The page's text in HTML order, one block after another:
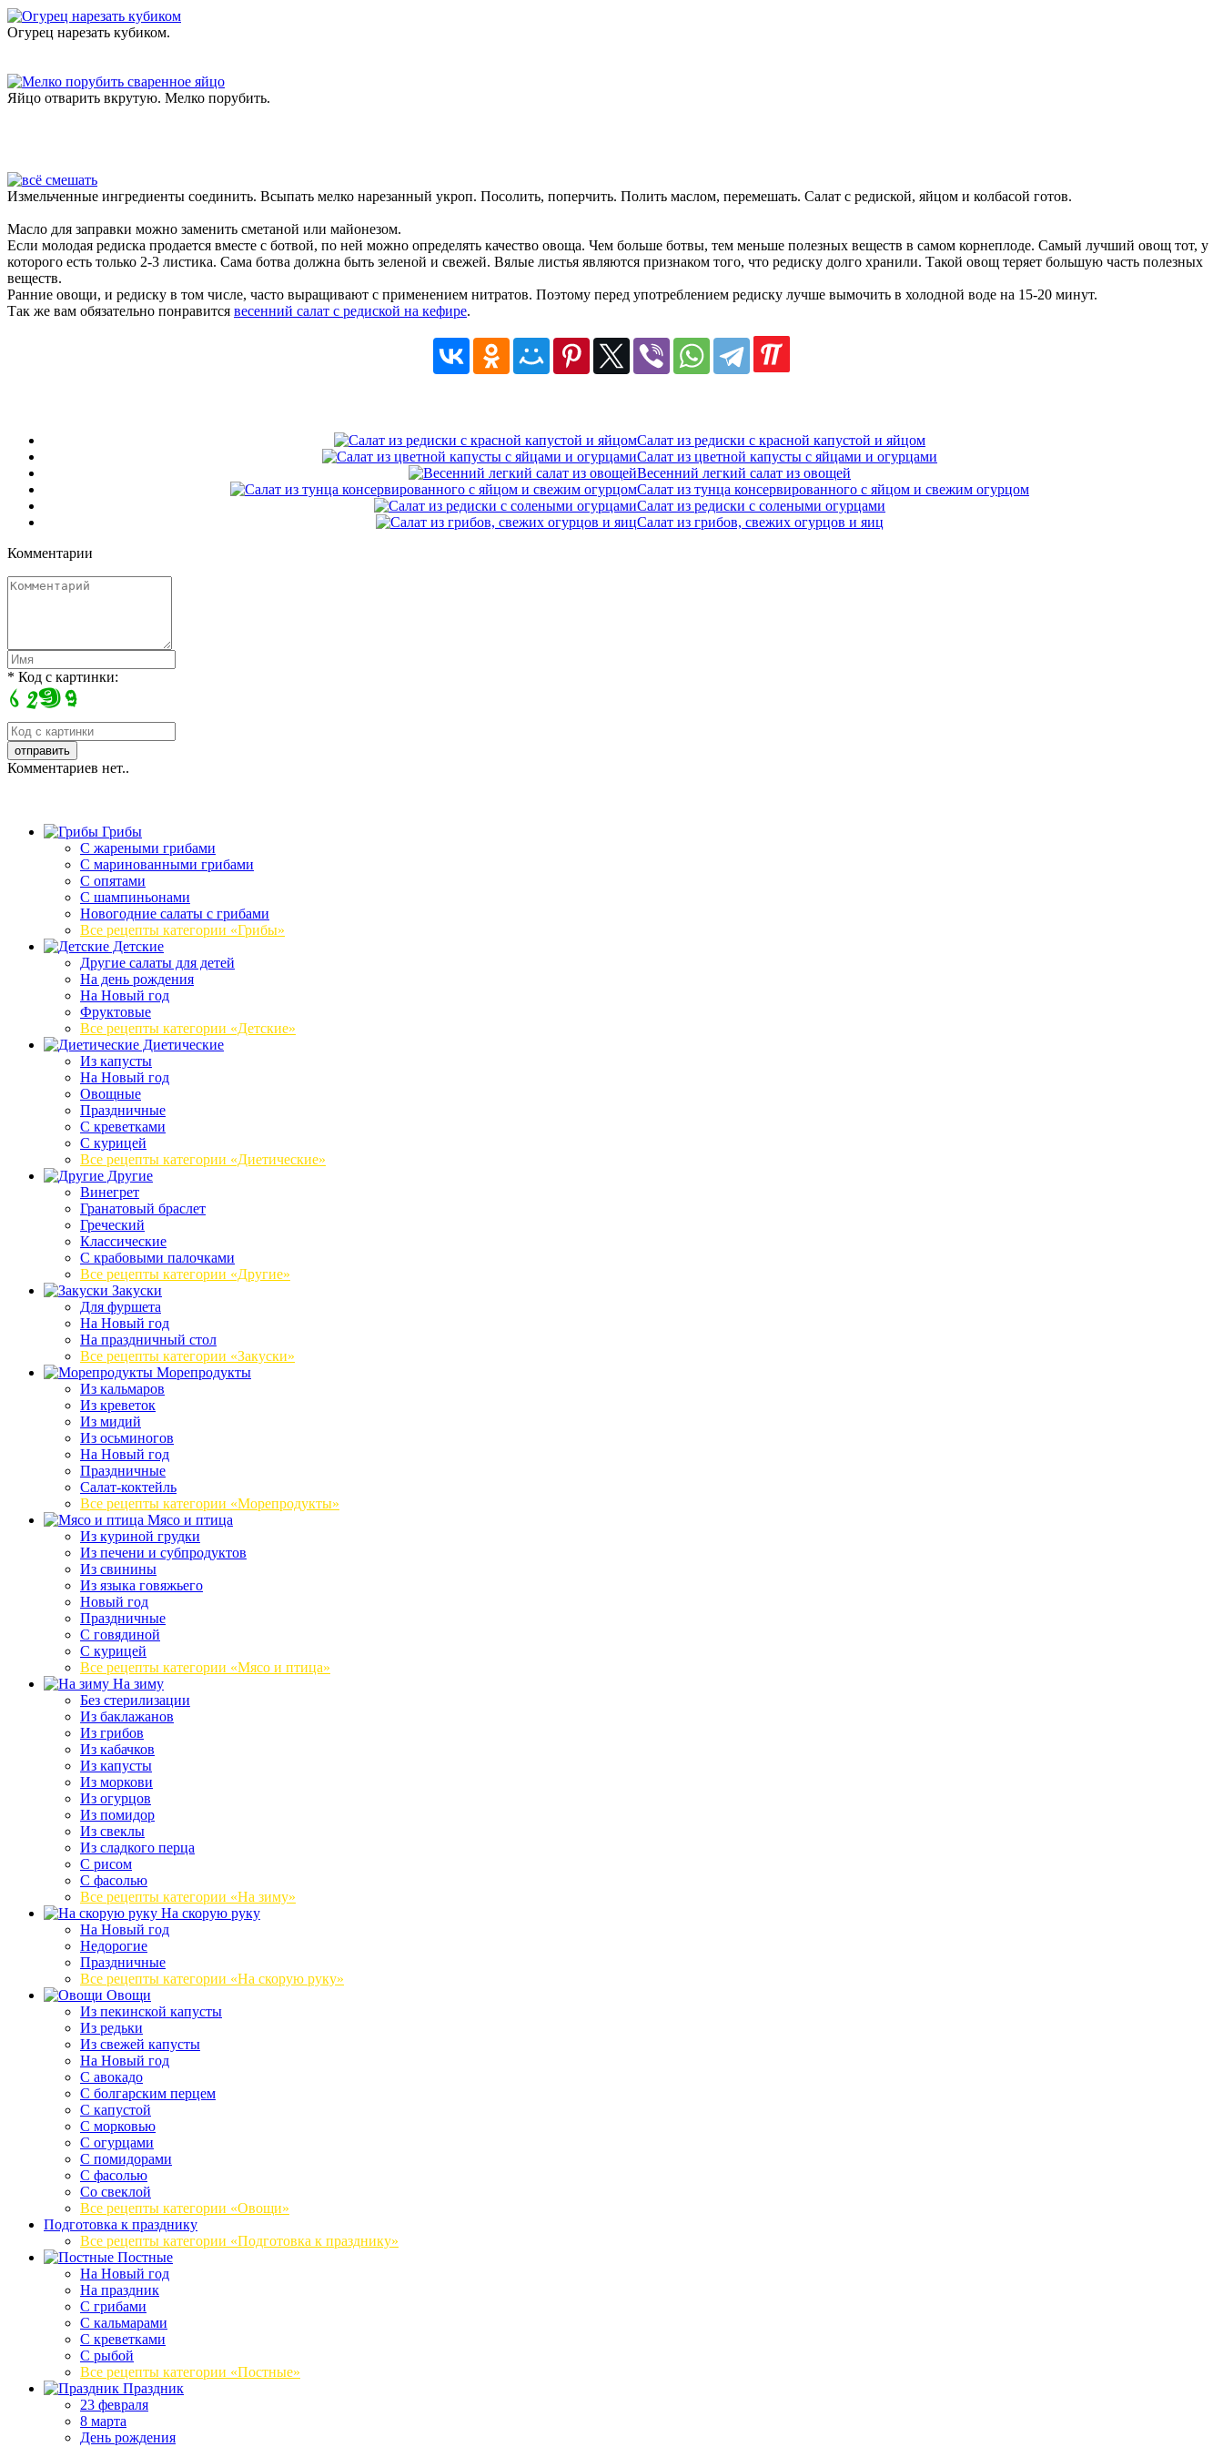
Огурец нарезать кубиком.
Яйцо отварить вкрутую. Мелко порубить.
Измельченные ингредиенты соединить. Всыпать мелко нарезанный укроп. Посолить, поперчить. Полить маслом, перемешать. Салат с редиской, яйцом и колбасой готов.
Масло для заправки можно заменить сметаной или майонезом.
Если молодая редиска продается вместе с ботвой, по ней можно определять качество овоща. Чем больше ботвы, тем меньше полезных веществ в самом корнеплоде. Самый лучший овощ тот, у
которого есть только 2-3 листика. Сама ботва должна быть зеленой и свежей. Вялые листья являются признаком того, что редиску долго хранили. Такой овощ теряет большую часть полезных
веществ.
Ранние овощи, и редиску в том числе, часто выращивают с применением нитратов. Поэтому перед употреблением редиску лучше вымочить в холодной воде на 15-20 минут.
Так же вам обязательно понравится весенний салат с редиской на кефире.
Салат из редиски с красной капустой и яйцом
Салат из цветной капусты с яйцами и огурцами
Весенний легкий салат из овощей
Салат из тунца консервированного с яйцом и свежим огурцом
Салат из редиски с солеными огурцами
Салат из грибов, свежих огурцов и яиц
Комментарии
* Код с картинки:
Комментариев нет..
Грибы
C жареными грибами
C маринованными грибами
C опятами
C шампиньонами
Новогодние салаты с грибами
Все рецепты категории «Грибы»
Детские
Другие салаты для детей
На день рождения
На Новый год
Фруктовые
Все рецепты категории «Детские»
Диетические
Из капусты
На Новый год
Овощные
Праздничные
С креветками
С курицей
Все рецепты категории «Диетические»
Другие
Винегрет
Гранатовый браслет
Греческий
Классические
С крабовыми палочками
Все рецепты категории «Другие»
Закуски
Для фуршета
На Новый год
На праздничный стол
Все рецепты категории «Закуски»
Морепродукты
Из кальмаров
Из креветок
Из мидий
Из осьминогов
На Новый год
Праздничные
Салат-коктейль
Все рецепты категории «Морепродукты»
Мясо и птица
Из куриной грудки
Из печени и субпродуктов
Из свинины
Из языка говяжьего
Новый год
Праздничные
С говядиной
С курицей
Все рецепты категории «Мясо и птица»
На зиму
Без стерилизации
Из баклажанов
Из грибов
Из кабачков
Из капусты
Из моркови
Из огурцов
Из помидор
Из свеклы
Из сладкого перца
С рисом
С фасолью
Все рецепты категории «На зиму»
На скорую руку
На Новый год
Недорогие
Праздничные
Все рецепты категории «На скорую руку»
Овощи
Из пекинской капусты
Из редьки
Из свежей капусты
На Новый год
С авокадо
С болгарским перцем
С капустой
С морковью
С огурцами
С помидорами
С фасолью
Со свеклой
Все рецепты категории «Овощи»
Подготовка к празднику
Все рецепты категории «Подготовка к празднику»
Постные
На Новый год
На праздник
С грибами
С кальмарами
С креветками
С рыбой
Все рецепты категории «Постные»
Праздник
23 февраля
8 марта
День рождения